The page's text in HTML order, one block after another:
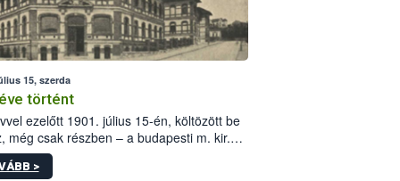
15, szerda
történt
ezelőtt 1901. július 15-én, költözött be
még csak részben – a budapesti m. kir.
állomás a Kis Rókus utca
alatti, Czigler Győző által tervezett új
>